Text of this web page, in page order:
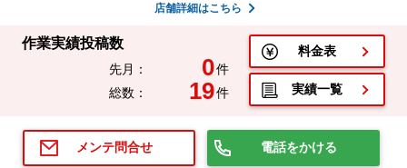
店舗詳細はこちら
作業実績投稿数
先月： 0件
総数：
19件
料金表
実績一覧
メンテ問合せ 電話をかける